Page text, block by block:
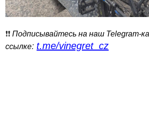
❗️❗️Подписывайтесь на наш Telegram-
ссылке: t.me/vinegret_cz